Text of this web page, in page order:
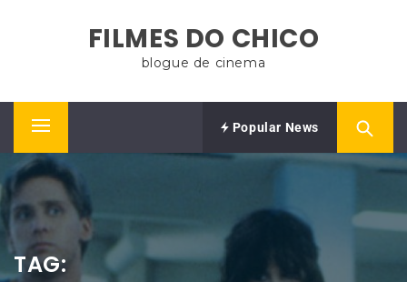
FILMES DO CHICO
blogue de cinema
Primary
Menu
Popular News
TAG: